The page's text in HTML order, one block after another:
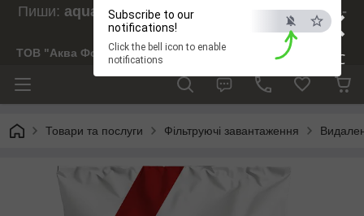
×
ESC
Subscribe to our
notifications!
Click the bell icon to enable
notifications
Пиши: aquaforesight@gmail.com , Дзвони:073-
238-29-97
ТОВ "Аква Форсайт"
Товари та послуги Фільтруючі завантаження